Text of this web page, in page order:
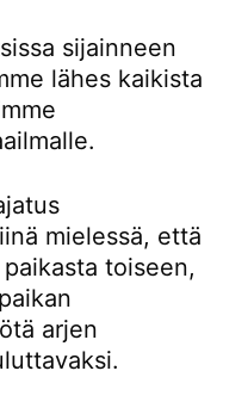
sijainneen
lähes kaikista
mielessä, että
toiseen,
arjen